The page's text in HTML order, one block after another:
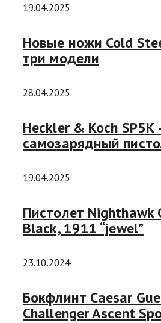
19.04.2025
Новые ножи Cold
три модели
28.04.2025
Heckler & Koch SP5K
самозарядный
19.04.2025
Пистолет Nighthawk
Black, 1911 “jewel”
23.10.2024
Бокфлинт Caesar
Challenger Ascent